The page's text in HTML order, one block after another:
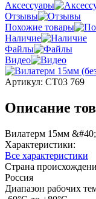
Аксессуары
Отзывы
Похожие товары
Наличие
Файлы
Видео
Артикул: СТ03 769
Описание
Вилатерм 15мм
Характеристики:
Все характеристики
Страна
Россия
Диапазон рабочих